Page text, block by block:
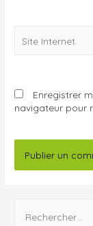
Enregistrer
navigateur pour